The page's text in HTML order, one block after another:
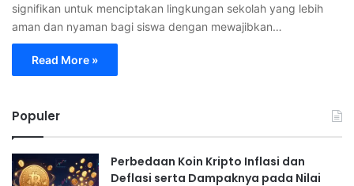
signifikan untuk menciptakan lingkungan sekolah yang lebih
aman dan nyaman bagi siswa dengan mewajibkan…
Read More »
Populer
Perbedaan Koin Kripto Inflasi dan
Deflasi serta Dampaknya pada Nilai